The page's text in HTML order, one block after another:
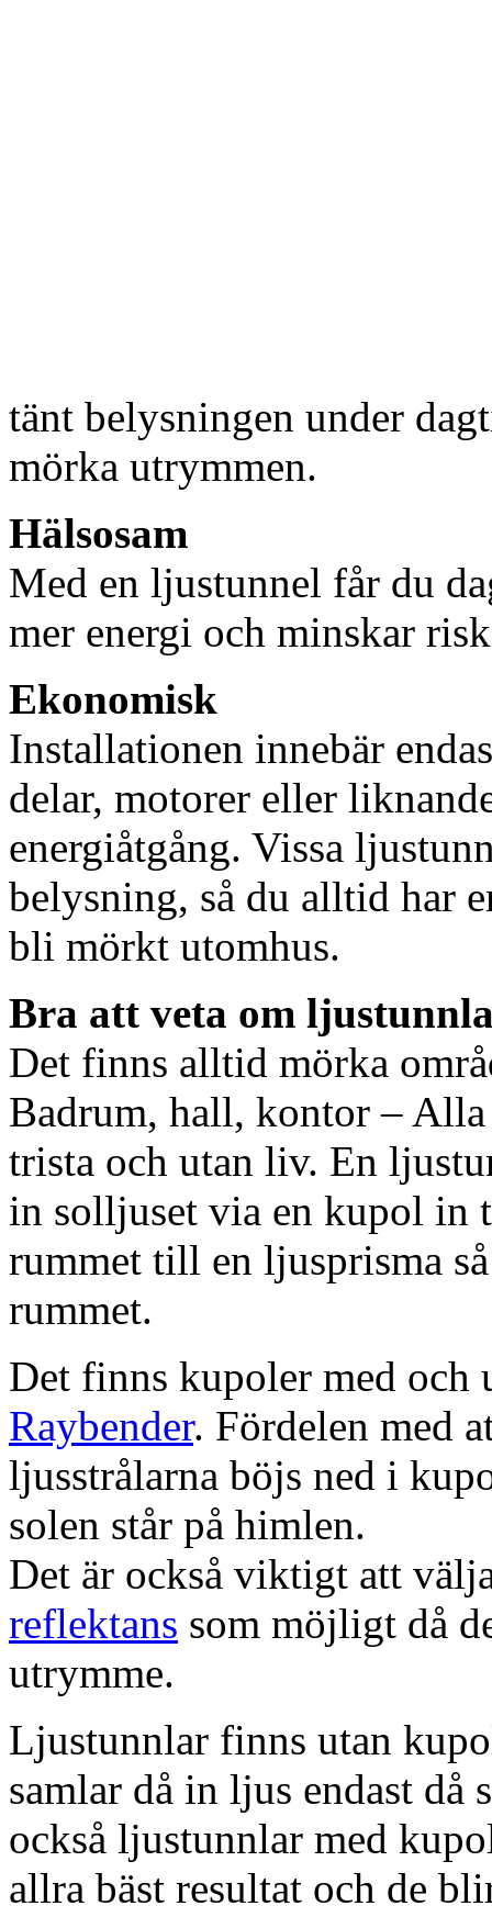
tänt belysningen under
mörka utrymmen.
Hälsosam
Med en ljustunnel får du
mer energi och minskar
Ekonomisk
Installationen innebär
delar, motorer eller
energiåtgång. Vissa
belysning, så du alltid har
bli mörkt utomhus.
Bra att veta om
Det finns alltid mörka
Badrum, hall, kontor – Alla
trista och utan liv. En
in solljuset via en kupol in
rummet till en ljusprisma
rummet.
Det finns kupoler med och
Raybender. Fördelen med
ljusstrålarna böjs ned i
solen står på himlen.
Det är också viktigt att
reflektans som möjligt då
utrymme.
Ljustunnlar finns utan
samlar då in ljus endast då
också ljustunnlar med
allra bäst resultat och de